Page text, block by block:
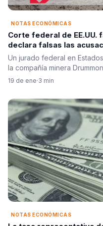
NOTAS ECONÓMICAS
Corte federal de EE.UU.
declara falsas las
paramilitares en
Un jurado federal en
la compañía minera
19 de ene·3 min
NOTAS ECONÓMICAS